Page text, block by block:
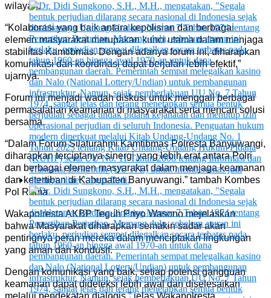
wilayah.
“Kolaborasi yang baik antara kepolisian dan berbagai
elemen masyarakat merupakan kunci utama dalam menjaga
stabilitas Kamtibmas. Dengan adanya forum ini, diharapkan
komunikasi dan koordinasi dapat berjalan lebih efektif,”
ujarnya.
Forum ini menjadi wadah diskusi untuk menggali berbagai
permasalahan keamanan di masyarakat serta mencari solusi
bersama.
“Dalam Forum Silaturahmi Kamtibmas Polresta Banyuwangi,
diharapkan terciptanya sinergi yang lebih erat antara Polri
dan berbagai elemen masyarakat dalam menjaga keamanan
dan ketertiban di Kabupaten Banyuwangi.” tambah Kombes
Pol Rama
Wakapolresta AKBP Teguh Priyo Wasono mejelaskan
bahwa Masyarakat diharapkan semakin sadar akan
pentingnya peran mereka dalam menciptakan lingkungan
yang aman dan kondusif.
Dengan komunikasi yang baik, setiap potensi gangguan
keamanan dapat dideteksi lebih awal dan diselesaikan